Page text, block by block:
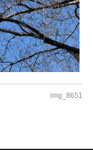
img_8651